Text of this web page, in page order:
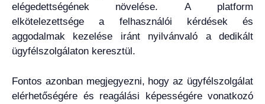
elégedettségének növelése. A platform
elkötelezettsége a felhasználói kérdések és
aggodalmak kezelése iránt nyilvánvaló a dedikált
ügyfélszolgálaton keresztül.
Fontos azonban megjegyezni, hogy az ügyfélszolgálat
elérhetőségére és reagálási képességére vonatkozó